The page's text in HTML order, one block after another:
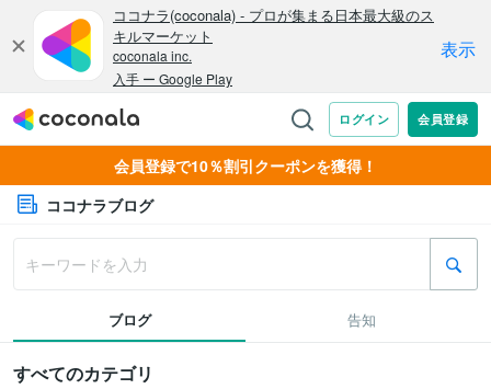
会員登録で10％割引クーポンを獲得！
ココナラブログ
ブログ 告知
すべてのカテゴリ